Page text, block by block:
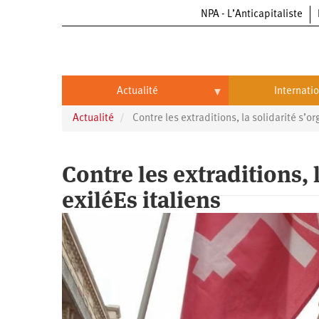
NPA - L’Anticapitaliste
Actualité
Actualité
Entreprises
Entreprises
Automobile
Aéronautique
Commerce
Oppressions
Oppressions
Antiracisme
Féminisme
Économie
Écologie
Éducation
International
Chine
États-
Unis
Continents
Actualité Contre les extraditions, la solidarité
Contre les extraditions,
exiléEs italiens